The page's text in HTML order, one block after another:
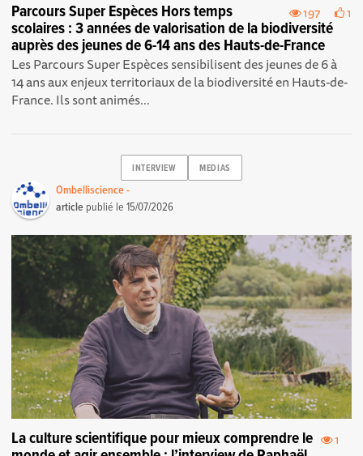
197 1
Parcours Super Espèces Hors temps
scolaires : 3 années de valorisation de la biodiversité
auprès des jeunes de 6-14 ans des Hauts-de-France
Les Parcours Super Espèces sensibilisent des jeunes de 6 à
14 ans aux enjeux territoriaux de la biodiversité en Hauts-de-
France. Ils sont animés...
INTERVIEW MEDIAS
Ombelliscience -
article publié le15/07/2026
1
La culture scientifique pour mieux comprendre le